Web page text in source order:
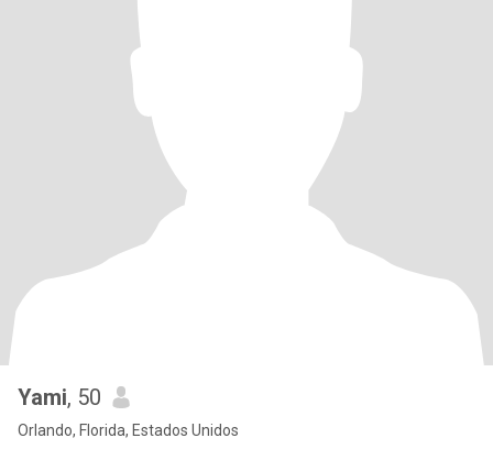
Yami, 50
Orlando, Florida, Estados Unidos